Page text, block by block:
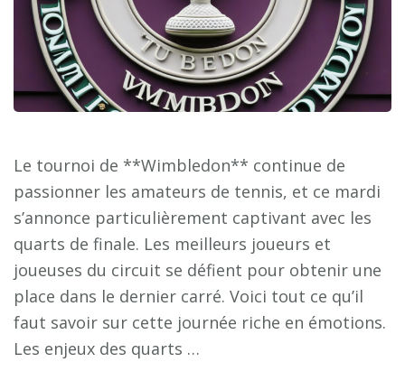
Le tournoi de **Wimbledon** continue de
passionner les amateurs de tennis, et ce mardi
s’annonce particulièrement captivant avec les
quarts de finale. Les meilleurs joueurs et
joueuses du circuit se défient pour obtenir une
place dans le dernier carré. Voici tout ce qu’il
faut savoir sur cette journée riche en émotions.
Les enjeux des quarts …